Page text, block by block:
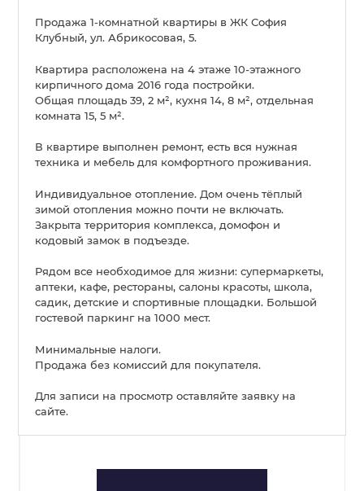
Продажа 1-комнатной квартиры в ЖК София
Клубный, ул. Абрикосовая, 5.
Квартира расположена на 4 этаже 10-этажного
кирпичного дома 2016 года постройки.
Общая площадь 39, 2 м², кухня 14, 8 м², отдельная
комната 15, 5 м².
В квартире выполнен ремонт, есть вся нужная
техника и мебель для комфортного проживания.
Индивидуальное отопление. Дом очень тёплый
зимой отопления можно почти не включать.
Закрыта территория комплекса, домофон и
кодовый замок в подъезде.
Рядом все необходимое для жизни: супермаркеты,
аптеки, кафе, рестораны, салоны красоты, школа,
садик, детские и спортивные площадки. Большой
гостевой паркинг на 1000 мест.
Минимальные налоги.
Продажа без комиссий для покупателя.
Для записи на просмотр оставляйте заявку на
сайте.